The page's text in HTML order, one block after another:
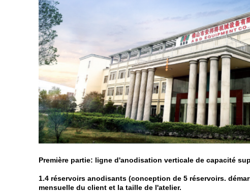
Première partie: ligne d'anodisation verticale de capacité
1.4 réservoirs anodisants (conception de 5 réservoirs.
mensuelle du client et la taille de l'atelier.